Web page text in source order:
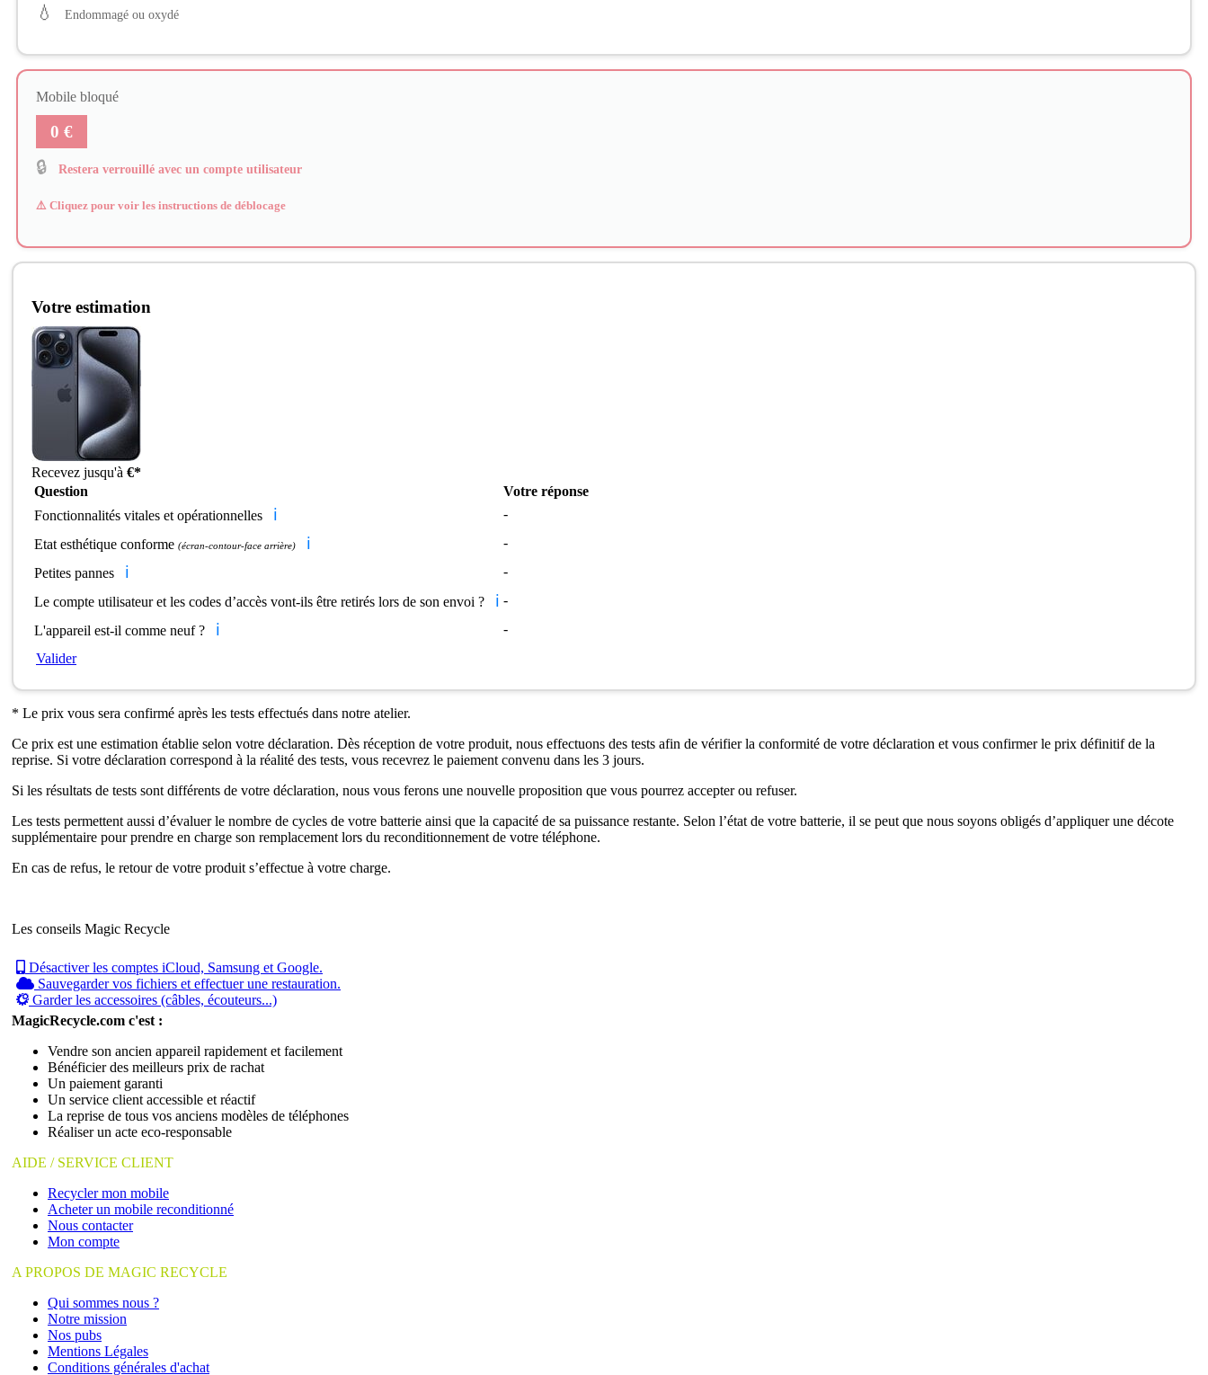
💧 Endommagé ou oxydé
Mobile bloqué
0 €
🔒 Restera verrouillé avec un compte utilisateur
⚠️ Cliquez pour voir les instructions de déblocage
Votre estimation
Recevez jusqu'à €*
Question
Votre réponse
Fonctionnalités vitales et opérationnelles
ℹ️
-
Etat esthétique conforme (écran-contour-face arrière) ℹ️
-
Petites pannes
ℹ️
-
Le compte utilisateur et les codes d’accès vont-ils être retirés lors de son envoi ?
ℹ️ -
L'appareil est-il comme neuf ?
ℹ️
-
Valider
* Le prix vous sera confirmé après les tests effectués dans notre atelier.
Ce prix est une estimation établie selon votre déclaration. Dès réception de votre produit, nous effectuons des tests afin de vérifier la conformité de votre déclaration et vous confirmer le prix définitif de la
reprise. Si votre déclaration correspond à la réalité des tests, vous recevrez le paiement convenu dans les 3 jours.
Si les résultats de tests sont différents de votre déclaration, nous vous ferons une nouvelle proposition que vous pourrez accepter ou refuser.
Les tests permettent aussi d’évaluer le nombre de cycles de votre batterie ainsi que la capacité de sa puissance restante. Selon l’état de votre batterie, il se peut que nous soyons obligés d’appliquer une décote
supplémentaire pour prendre en charge son remplacement lors du reconditionnement de votre téléphone.
En cas de refus, le retour de votre produit s’effectue à votre charge.
Les conseils Magic Recycle
Désactiver les comptes iCloud, Samsung et Google.
Sauvegarder vos fichiers et effectuer une restauration.
Garder les accessoires (câbles, écouteurs...)
MagicRecycle.com c'est :
Vendre son ancien appareil rapidement et facilement
Bénéficier des meilleurs prix de rachat
Un paiement garanti
Un service client accessible et réactif
La reprise de tous vos anciens modèles de téléphones
Réaliser un acte eco-responsable
AIDE / SERVICE CLIENT
Recycler mon mobile
Acheter un mobile reconditionné
Nous contacter
Mon compte
A PROPOS DE MAGIC RECYCLE
Qui sommes nous ?
Notre mission
Nos pubs
Mentions Légales
Conditions générales d'achat